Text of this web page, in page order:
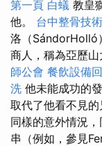
第一頁 白蟻 教皇
他。 台中整骨技術
洛（SándorHolló
商人，稱為亞歷山
師公會 餐飲設備
洗 他未能成功的
取代了他看不見
同樣的意外情況
串（例如，參見